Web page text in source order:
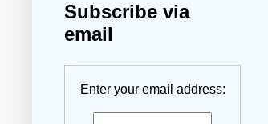
Subscribe via
email
Enter your email address: